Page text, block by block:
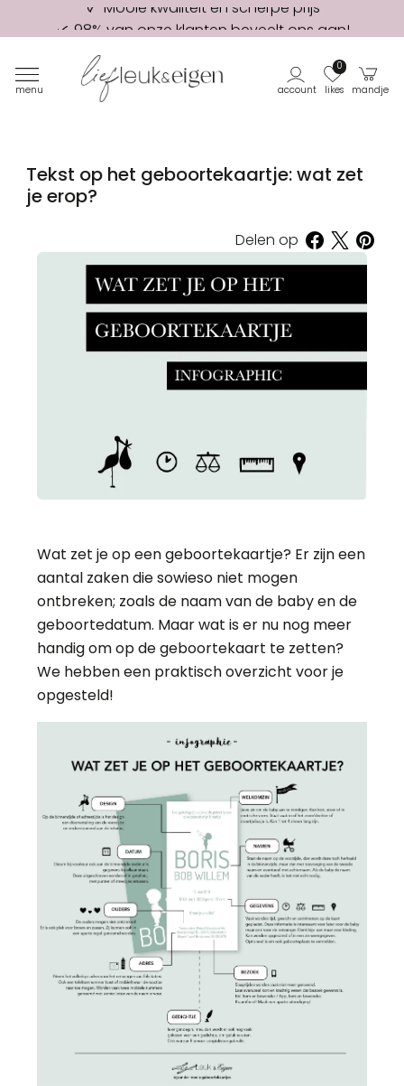
98% van onze klanten beveelt ons aan!
Eerste proefdruk GRATIS
menu account likes
0
mandje
Tekst op het geboortekaartje: wat zet
je erop?
Delen op
Wat zet je op een geboortekaartje? Er zijn een
aantal zaken die sowieso niet mogen
ontbreken; zoals de naam van de baby en de
geboortedatum. Maar wat is er nu nog meer
handig om op de geboortekaart te zetten?
We hebben een praktisch overzicht voor je
opgesteld!